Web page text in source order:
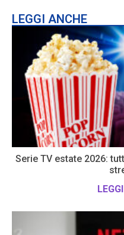
LEGGI ANCHE
Serie TV estate 2026: